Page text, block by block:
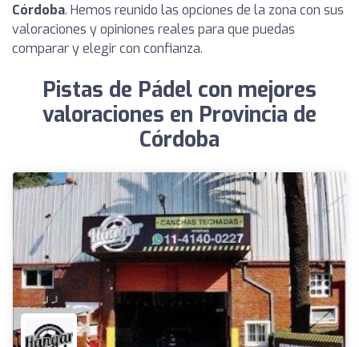
Córdoba. Hemos reunido las opciones de la zona con sus
valoraciones y opiniones reales para que puedas
comparar y elegir con confianza.
Pistas de Pádel con mejores
valoraciones en Provincia de
Córdoba